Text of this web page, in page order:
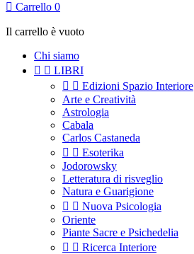
 Carrello 0
Il carrello è vuoto
Chi siamo
  LIBRI
  Edizioni Spazio Interiore
Arte e Creatività
Astrologia
Cabala
Carlos Castaneda
  Esoterika
Jodorowsky
Letteratura di risveglio
Natura e Guarigione
  Nuova Psicologia
Oriente
Piante Sacre e Psichedelia
  Ricerca Interiore